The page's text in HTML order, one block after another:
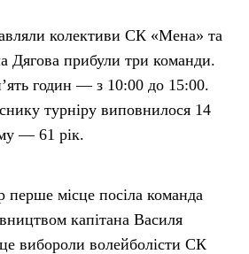
колективи СК «Мена» та
Дягова прибули три команди.
годин — з 10:00 до 15:00.
турніру виповнилося 14
— 61 рік.
перше місце посіла команда
капітана Василя
вибороли волейболісти СК